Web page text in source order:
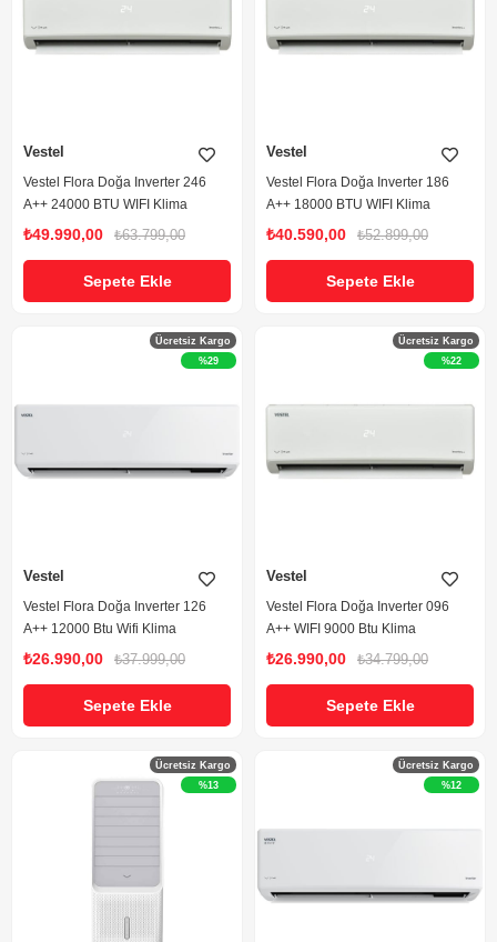
Vestel
Vestel Flora Doğa Inverter 246
A++ 24000 BTU WIFI Klima
₺49.990,00 ₺63.799,00
Sepete Ekle
Vestel
Vestel Flora Doğa Inverter 186
A++ 18000 BTU WIFI Klima
₺40.590,00 ₺52.899,00
Sepete Ekle
Vestel
Vestel Flora Doğa Inverter 126
A++ 12000 Btu Wifi Klima
₺26.990,00 ₺37.999,00
Sepete Ekle
Ücretsiz Kargo
%29
Vestel
Vestel Flora Doğa Inverter 096
A++ WIFI 9000 Btu Klima
₺26.990,00 ₺34.799,00
Sepete Ekle
Ücretsiz Kargo
%22
Ücretsiz Kargo
%13
Ücretsiz Kargo
%12